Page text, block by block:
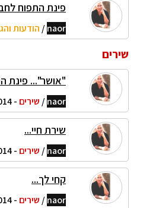
פינת התפוח
naor
/הודעות
שירים
"אושר"... פינת
naor
/שירים - 07/07/2014 15:17
שירת חיי...
naor
/שירים - 19/06/2014 15:57
קחי לך...
naor
/שירים - 22/05/2014 17:10